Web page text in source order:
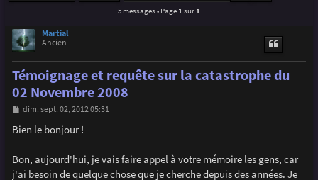
h
5 messages • Page 1 sur 1
Martial
Ancien
Témoignage et requête sur la catastrophe du
02 Novembre 2008
M
s
s
e
dim. sept. 02, 2012 05:31
Bien le bonjour !
Bon, aujourd'hui, je vais faire appel à votre mémoire les gens, car
j'ai besoin de quelque chose que je cherche depuis des années. Je